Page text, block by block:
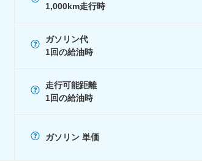
装備詳細を見る
1,000km走行時
ガソリン代
1回の給油時
走行可能距離
1回の給油時
ガソリン 単価